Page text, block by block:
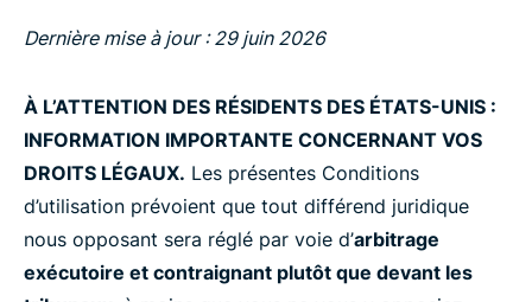
Dernière mise à jour : 29 juin 2026
À L’ATTENTION DES RÉSIDENTS DES ÉTATS-UNIS :
INFORMATION IMPORTANTE CONCERNANT VOS
DROITS LÉGAUX. Les présentes Conditions
d’utilisation prévoient que tout différend juridique
nous opposant sera réglé par voie d’arbitrage
exécutoire et contraignant plutôt que devant les